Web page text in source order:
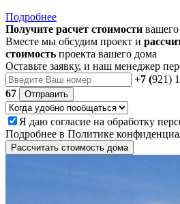
Подробнее
Получите расчет стоимости
Вместе мы обсудим проект и
стоимость проекта вашего дома
Оставьте заявку, и наш менеджер
+7 (921)
67
Отправить
Я даю согласие на обработку
Подробнее в Политике
Рассчитать стоимость дома